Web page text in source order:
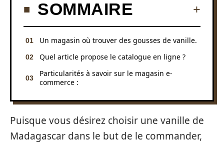
SOMMAIRE
Un magasin où trouver des gousses de vanille.
Quel article propose le catalogue en ligne ?
Particularités à savoir sur le magasin e-
commerce :
Puisque vous désirez choisir une vanille de
Madagascar dans le but de le commander,